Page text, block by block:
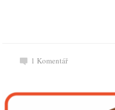
1 Komentář